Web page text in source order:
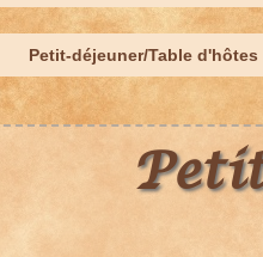
Petit-déjeuner/Table d'hôtes